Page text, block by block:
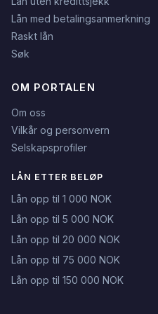
Lån med betalingsanmerkning
Raskt lån
Søk
OM PORTALEN
Om oss
Vilkår og personvern
Selskapsprofiler
LÅN ETTER BELØP
Lån opp til 1 000 NOK
Lån opp til 5 000 NOK
Lån opp til 20 000 NOK
Lån opp til 75 000 NOK
Lån opp til 150 000 NOK